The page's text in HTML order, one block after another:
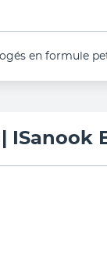
en formule
ISanook